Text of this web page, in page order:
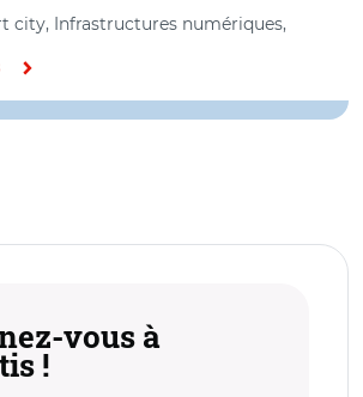
city, Infrastructures numériques,
vous à
!